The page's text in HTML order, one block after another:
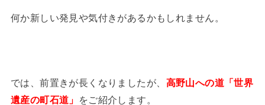
何か新しい発見や気付きがあるかもしれません。
では、前置きが長くなりましたが、 高野山への道「世界
遺産の町石道」
をご紹介します。